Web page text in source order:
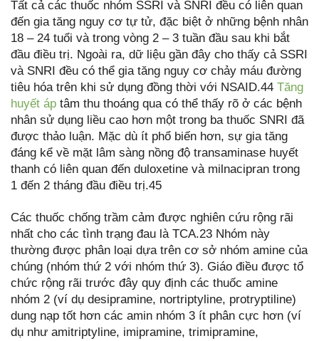
Tất cả các thuốc nhóm SSRI và SNRI đều có liên quan
đến gia tăng nguy cơ tự tử, đặc biệt ở những bệnh nhân
18 – 24 tuổi và trong vòng 2 – 3 tuần đầu sau khi bắt
đầu điều trị. Ngoài ra, dữ liệu gần đây cho thấy cả SSRI
và SNRI đều có thể gia tăng nguy cơ chảy máu đường
tiêu hóa trên khi sử dụng đồng thời với NSAID.44 Tăng
huyết áp tâm thu thoáng qua có thể thấy rõ ở các bệnh
nhân sử dụng liều cao hơn một trong ba thuốc SNRI đã
được thảo luận. Mặc dù ít phổ biến hơn, sự gia tăng
đáng kể về mặt lâm sàng nồng độ transaminase huyết
thanh có liên quan đến duloxetine và milnacipran trong
1 đến 2 tháng đầu điều trị.45
Các thuốc chống trầm cảm được nghiên cứu rộng rãi
nhất cho các tình trạng đau là TCA.23 Nhóm này
thường được phân loại dựa trên cơ sở nhóm amine của
chúng (nhóm thứ 2 với nhóm thứ 3). Giáo điều được tổ
chức rộng rãi trước đây quy định các thuốc amine
nhóm 2 (ví dụ desipramine, nortriptyline, protryptiline)
dung nạp tốt hơn các amin nhóm 3 ít phân cực hơn (ví
dụ như amitriptyline, imipramine, trimipramine,